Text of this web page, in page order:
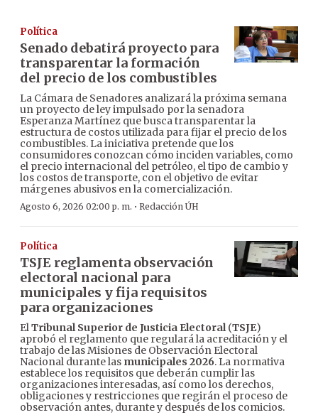
Política
Senado debatirá proyecto para
transparentar la formación
del precio de los combustibles
La Cámara de Senadores analizará la próxima semana
un proyecto de ley impulsado por la senadora
Esperanza Martínez que busca transparentar la
estructura de costos utilizada para fijar el precio de los
combustibles. La iniciativa pretende que los
consumidores conozcan cómo inciden variables, como
el precio internacional del petróleo, el tipo de cambio y
los costos de transporte, con el objetivo de evitar
márgenes abusivos en la comercialización.
Agosto 6, 2026 02:00 p. m. · Redacción ÚH
Política
TSJE reglamenta observación
electoral nacional para
municipales y fija requisitos
para organizaciones
ElTribunal Superior de Justicia Electoral(TSJE)
aprobó el reglamento que regulará la acreditación y el
trabajo de las Misiones de Observación Electoral
Nacional durante las municipales 2026. La normativa
establece los requisitos que deberán cumplir las
organizaciones interesadas, así como los derechos,
obligaciones y restricciones que regirán el proceso de
observación antes, durante y después de los comicios.